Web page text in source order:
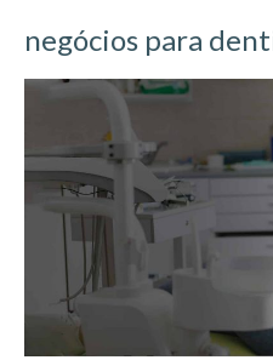
negócios para